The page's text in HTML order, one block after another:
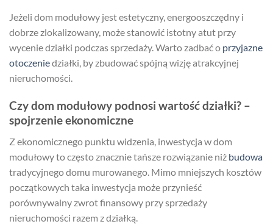
Jeżeli dom modułowy jest estetyczny, energooszczędny i
dobrze zlokalizowany, może stanowić istotny atut przy
wycenie działki podczas sprzedaży. Warto zadbać o przyjazne
otoczeniedziałki, by zbudować spójną wizję atrakcyjnej
nieruchomości.
Czy dom modułowy podnosi wartość działki? –
spojrzenie ekonomiczne
Z ekonomicznego punktu widzenia, inwestycja w dom
modułowy to często znacznie tańsze rozwiązanie niż budowa
tradycyjnego domu murowanego. Mimo mniejszych kosztów
początkowych taka inwestycja może przynieść
porównywalny zwrot finansowy przy sprzedaży
nieruchomości razem z działką.